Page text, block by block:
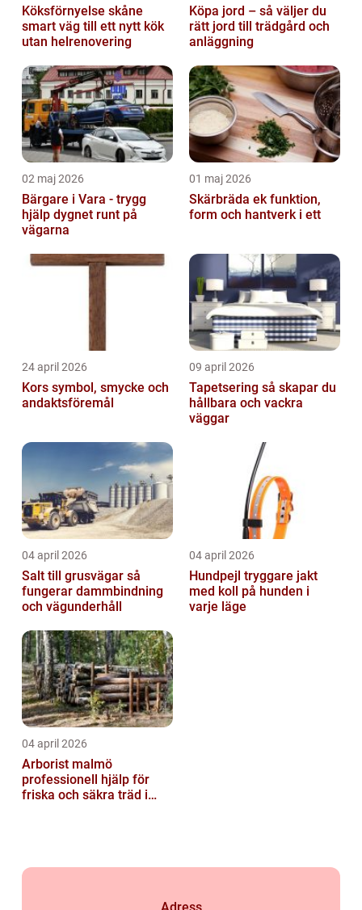
Köksförnyelse skåne
smart väg till ett nytt kök
utan helrenovering
Köpa jord – så väljer du
rätt jord till trädgård och
anläggning
02 maj 2026
Bärgare i Vara - trygg
hjälp dygnet runt på
vägarna
01 maj 2026
Skärbräda ek funktion,
form och hantverk i ett
24 april 2026
Kors symbol, smycke och
andaktsföremål
09 april 2026
Tapetsering så skapar du
hållbara och vackra
väggar
04 april 2026
Salt till grusvägar så
fungerar dammbindning
och vägunderhåll
04 april 2026
Hundpejl tryggare jakt
med koll på hunden i
varje läge
04 april 2026
Arborist malmö
professionell hjälp för
friska och säkra träd i